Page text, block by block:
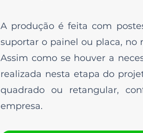
A produção é feita com
suportar o painel ou placa, no
Assim como se houver a
realizada nesta etapa do
quadrado ou retangular,
empresa.